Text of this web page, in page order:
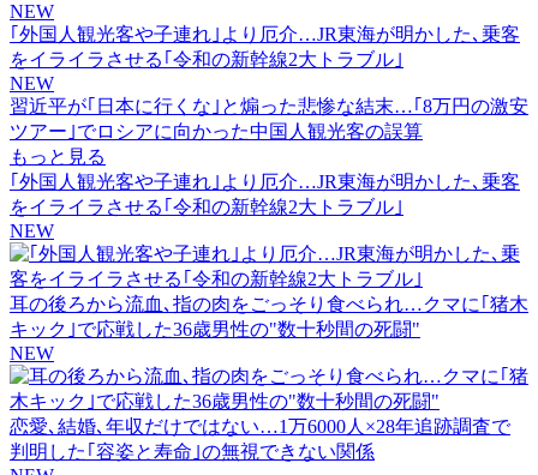
NEW
｢外国人観光客や子連れ｣より厄介…JR東海が明かした､乗客
をイライラさせる｢令和の新幹線2大トラブル｣
NEW
習近平が｢日本に行くな｣と煽った悲惨な結末…｢8万円の激安
ツアー｣でロシアに向かった中国人観光客の誤算
もっと見る
｢外国人観光客や子連れ｣より厄介…JR東海が明かした､乗客
をイライラさせる｢令和の新幹線2大トラブル｣
NEW
耳の後ろから流血､指の肉をごっそり食べられ…クマに｢猪木
キック｣で応戦した36歳男性の"数十秒間の死闘"
NEW
恋愛､結婚､年収だけではない…1万6000人×28年追跡調査で
判明した｢容姿と寿命｣の無視できない関係